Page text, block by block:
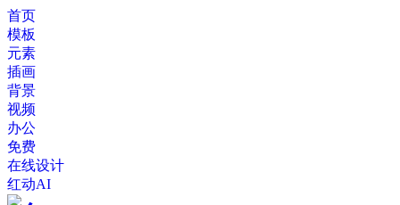
首页
模板
元素
插画
背景
视频
办公
免费
在线设计
红动AI